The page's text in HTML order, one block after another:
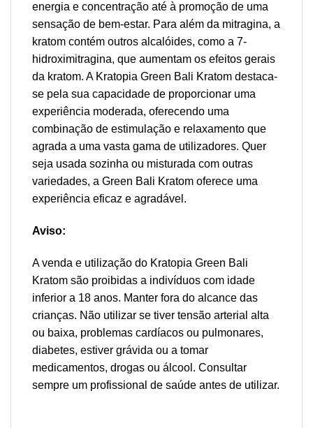
energia e concentração até à promoção de uma
sensação de bem-estar. Para além da mitragina, a
kratom contém outros alcalóides, como a 7-
hidroximitragina, que aumentam os efeitos gerais
da kratom. A Kratopia Green Bali Kratom destaca-
se pela sua capacidade de proporcionar uma
experiência moderada, oferecendo uma
combinação de estimulação e relaxamento que
agrada a uma vasta gama de utilizadores. Quer
seja usada sozinha ou misturada com outras
variedades, a Green Bali Kratom oferece uma
experiência eficaz e agradável.
Aviso:
A venda e utilização do Kratopia Green Bali
Kratom são proibidas a indivíduos com idade
inferior a 18 anos. Manter fora do alcance das
crianças. Não utilizar se tiver tensão arterial alta
ou baixa, problemas cardíacos ou pulmonares,
diabetes, estiver grávida ou a tomar
medicamentos, drogas ou álcool. Consultar
sempre um profissional de saúde antes de utilizar.